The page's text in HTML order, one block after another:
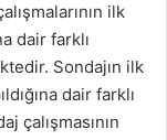
ilk
dair farklı
Sondajın ilk
dair farklı
çalışmasının